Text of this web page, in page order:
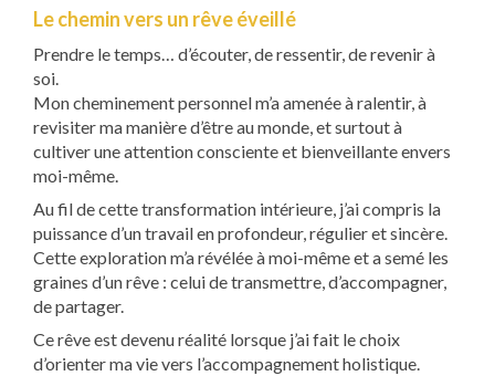
Le chemin vers un rêve éveillé
Prendre le temps… d’écouter, de ressentir, de revenir à
soi.
Mon cheminement personnel m’a amenée à ralentir, à
revisiter ma manière d’être au monde, et surtout à
cultiver une attention consciente et bienveillante envers
moi-même.
Au fil de cette transformation intérieure, j’ai compris la
puissance d’un travail en profondeur, régulier et sincère.
Cette exploration m’a révélée à moi-même et a semé les
graines d’un rêve : celui de transmettre, d’accompagner,
de partager.
Ce rêve est devenu réalité lorsque j’ai fait le choix
d’orienter ma vie vers l’accompagnement holistique.